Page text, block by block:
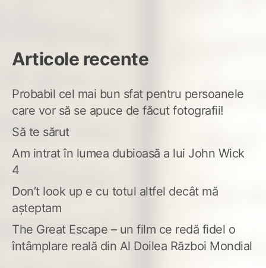
Articole recente
Probabil cel mai bun sfat pentru persoanele
care vor să se apuce de făcut fotografii!
Să te sărut
Am intrat în lumea dubioasă a lui John Wick
4
Don’t look up e cu totul altfel decât mă
așteptam
The Great Escape – un film ce redă fidel o
întâmplare reală din Al Doilea Război Mondial